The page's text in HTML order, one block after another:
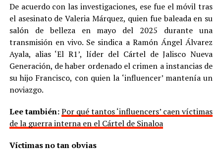
De acuerdo con las investigaciones, ese fue el móvil tras
el asesinato de Valeria Márquez, quien fue baleada en su
salón de belleza en mayo del 2025 durante una
transmisión en vivo. Se sindica a Ramón Ángel Álvarez
Ayala, alias ‘El R1’, líder del Cártel de Jalisco Nueva
Generación, de haber ordenado el crimen a instancias de
su hijo Francisco, con quien la ‘influencer’ mantenía un
noviazgo.
Lee también:Por qué tantos ‘influencers’ caen víctimas
de la guerra interna en el Cártel de Sinaloa
Víctimas no tan obvias